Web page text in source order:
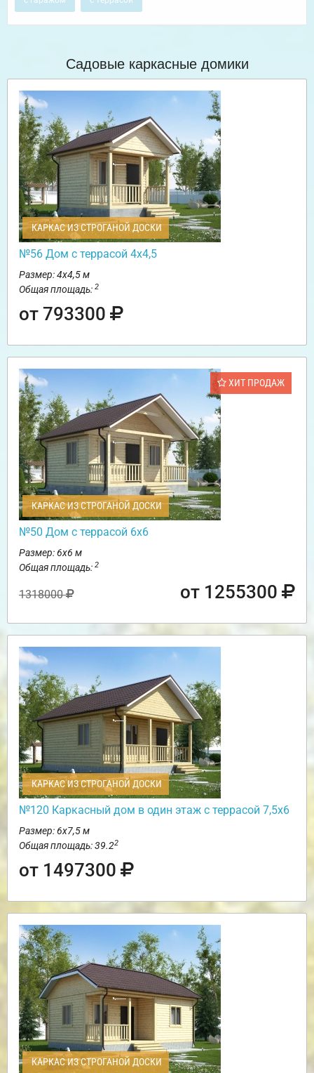
Садовые каркасные домики
КАРКАС ИЗ СТРОГАНОЙ ДОСКИ
№56 Дом с террасой 4х4,5
Размер: 4х4,5 м
Общая площадь: 2
от 793300
ХИТ ПРОДАЖ
КАРКАС ИЗ СТРОГАНОЙ ДОСКИ
№50 Дом с террасой 6х6
Размер: 6х6 м
Общая площадь: 2
1318000 от 1255300
КАРКАС ИЗ СТРОГАНОЙ ДОСКИ
№120 Каркасный дом в один этаж с террасой 7,5х6
Размер: 6х7,5 м
Общая площадь: 39.22
от 1497300
КАРКАС ИЗ СТРОГАНОЙ ДОСКИ